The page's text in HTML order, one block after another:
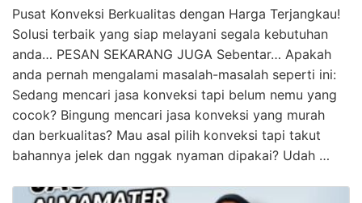
Pusat Konveksi Berkualitas dengan Harga Terjangkau!
Solusi terbaik yang siap melayani segala kebutuhan
anda… PESAN SEKARANG JUGA Sebentar… Apakah
anda pernah mengalami masalah-masalah seperti ini:
Sedang mencari jasa konveksi tapi belum nemu yang
cocok? Bingung mencari jasa konveksi yang murah
dan berkualitas? Mau asal pilih konveksi tapi takut
bahannya jelek dan nggak nyaman dipakai? Udah …